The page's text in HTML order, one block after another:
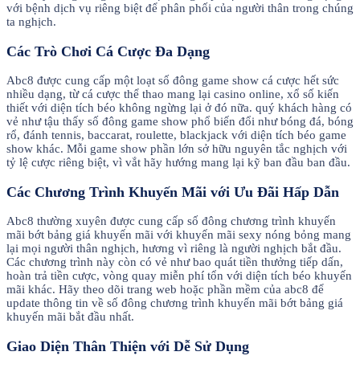
với bệnh dịch vụ riêng biệt để phân phối của người thân trong chúng
ta nghịch.
Các Trò Chơi Cá Cược Đa Dạng
Abc8 được cung cấp một loạt số đông game show cá cược hết sức
nhiều dạng, từ cá cược thể thao mang lại casino online, xổ số kiến
thiết với diện tích béo không ngừng lại ở đó nữa. quý khách hàng có
vẻ như tậu thấy số đông game show phổ biến đổi như bóng đá, bóng
rổ, đánh tennis, baccarat, roulette, blackjack với diện tích béo game
show khác. Mỗi game show phần lớn sở hữu nguyên tắc nghịch với
tỷ lệ cược riêng biệt, vì vắt hãy hướng mang lại kỹ ban đầu ban đầu.
Các Chương Trình Khuyến Mãi với Ưu Đãi Hấp Dẫn
Abc8 thường xuyên được cung cấp số đông chương trình khuyến
mãi bớt bảng giá khuyến mãi với khuyến mãi sexy nóng bỏng mang
lại mọi người thân nghịch, hương vì riêng là người nghịch bắt đầu.
Các chương trình này còn có vẻ như bao quát tiền thưởng tiếp dấn,
hoàn trả tiền cược, vòng quay miễn phí tổn với diện tích béo khuyến
mãi khác. Hãy theo dõi trang web hoặc phần mềm của abc8 để
update thông tin về số đông chương trình khuyến mãi bớt bảng giá
khuyến mãi bắt đầu nhất.
Giao Diện Thân Thiện với Dễ Sử Dụng